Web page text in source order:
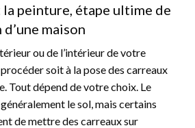
la peinture, étape ultime de
maison
ou de l’intérieur de votre
soit à la pose des carreaux
Tout dépend de votre choix. Le
le sol, mais certains
de mettre des carreaux sur